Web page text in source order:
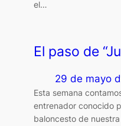
el…
El paso de
29 de mayo
Esta semana
entrenador conocido
baloncesto de